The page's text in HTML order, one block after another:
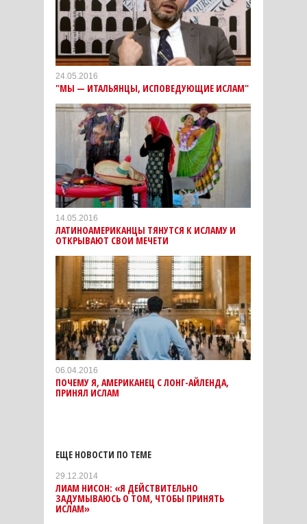
24.05.2016
"МЫ — ИТАЛЬЯНЦЫ, ИСПОВЕДУЮЩИЕ ИСЛАМ"
14.05.2016
ЛАТИНОАМЕРИКАНЦЫ ТЯНУТСЯ К ИСЛАМУ И
ОТКРЫВАЮТ СВОИ МЕЧЕТИ
06.04.2016
ПОЧЕМУ Я, АМЕРИКАНЕЦ С ЛОНГ-АЙЛЕНДА,
ПРИНЯЛ ИСЛАМ
ЕЩЕ НОВОСТИ ПО ТЕМЕ
29.12.2014
ЛИАМ НИСОН: «Я ДЕЙСТВИТЕЛЬНО
ЗАДУМЫВАЮСЬ О ТОМ, ЧТОБЫ ПРИНЯТЬ
ИСЛАМ»